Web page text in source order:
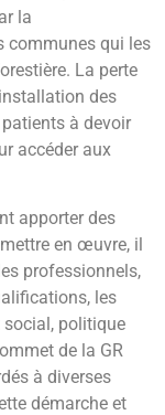
la
communes qui les
La perte
des
à devoir
accéder aux
apporter des
en œuvre, il
professionnels,
les
social, politique
de la GR
à diverses
démarche et